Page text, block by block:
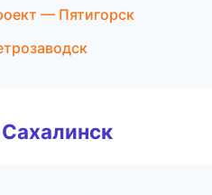
— Пятигорск